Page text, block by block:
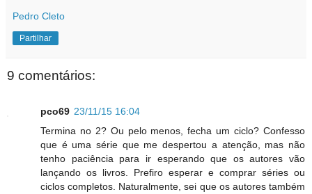
Pedro Cleto
Partilhar
9 comentários:
pco69 23/11/15 16:04
Termina no 2? Ou pelo menos, fecha um ciclo? Confesso
que é uma série que me despertou a atenção, mas não
tenho paciência para ir esperando que os autores vão
lançando os livros. Prefiro esperar e comprar séries ou
ciclos completos. Naturalmente, sei que os autores também